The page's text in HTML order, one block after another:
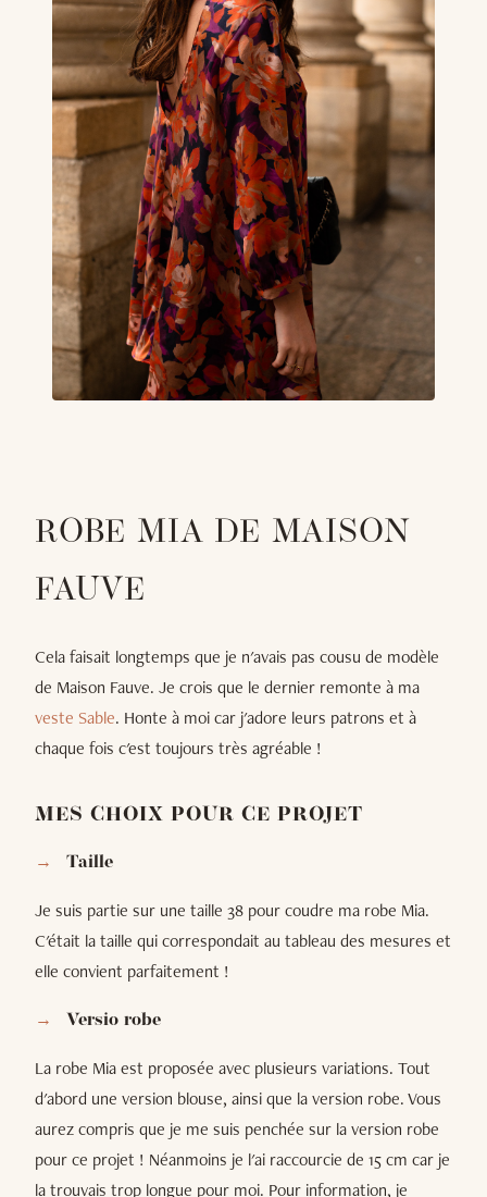
ROBE MIA DE MAISON
FAUVE
Cela faisait longtemps que je n'avais pas cousu de modèle
de Maison Fauve. Je crois que le dernier remonte à ma
veste Sable. Honte à moi car j'adore leurs patrons et à
chaque fois c'est toujours très agréable !
MES CHOIX POUR CE PROJET
Taille
Je suis partie sur une taille 38 pour coudre ma robe Mia.
C'était la taille qui correspondait au tableau des mesures et
elle convient parfaitement !
Versio robe
La robe Mia est proposée avec plusieurs variations. Tout
d'abord une version blouse, ainsi que la version robe. Vous
aurez compris que je me suis penchée sur la version robe
pour ce projet ! Néanmoins je l'ai raccourcie de 15 cm car je
la trouvais trop longue pour moi. Pour information, je